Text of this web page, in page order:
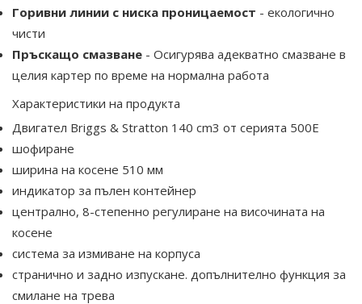
Горивни линии с ниска проницаемост - екологично
чисти
Пръскащо смазване - Осигурява адекватно смазване в
целия картер по време на нормална работа
Характеристики на продукта
Двигател Briggs & Stratton 140 cm3 от серията 500E
шофиране
ширина на косене 510 мм
индикатор за пълен контейнер
централно, 8-степенно регулиране на височината на
косене
система за измиване на корпуса
странично и задно изпускане. допълнително функция за
смилане на трева